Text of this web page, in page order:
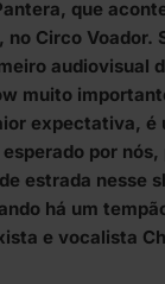
que
no Circo Voador.
audiovisual
muito
expectativa, é
por nós,
estrada nesse
há um
e vocalista